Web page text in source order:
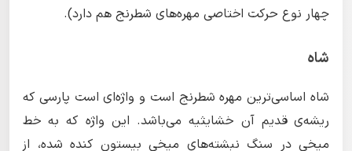
چهار نوع حرکت اختاصی مهره‌های شطرنج هم دارد).
شاه
شاه اساسی‌ترین مهره شطرنج است و واژه‌ای است پارسی که
ریشه‌ی قدیم آن خشایثیه می‌باشد. این واژه که به خط
میخی در سنگ نبشته‌های میخی بیستون کنده شده، از